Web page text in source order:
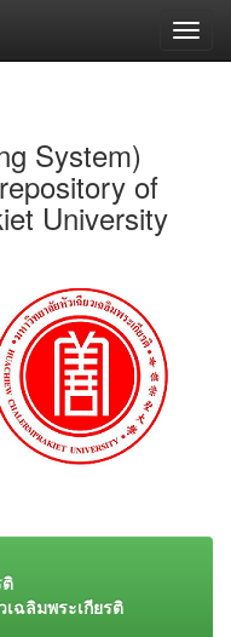
System)
of
University
ฉลิมพระเกียรติ